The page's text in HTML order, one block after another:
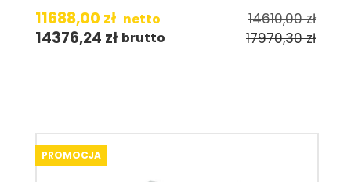
11688,00 zł netto 14610,00zł
14376,24 zł brutto 17970,30zł
PROMOCJA